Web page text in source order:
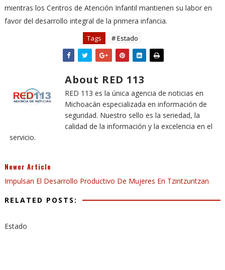
mientras los Centros de Atención Infantil mantienen su labor en
favor del desarrollo integral de la primera infancia.
Tags # Estado
About RED 113
RED 113 es la única agencia de noticias en
Michoacán especializada en información de
seguridad. Nuestro sello es la seriedad, la
calidad de la información y la excelencia en el
servicio.
Newer Article
Impulsan El Desarrollo Productivo De Mujeres En Tzintzuntzan
RELATED POSTS:
Estado